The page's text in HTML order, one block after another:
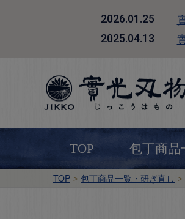
2026.01.25
2025.04.13
TOP 包丁商品
TOP 包丁商品一覧・研ぎ直し